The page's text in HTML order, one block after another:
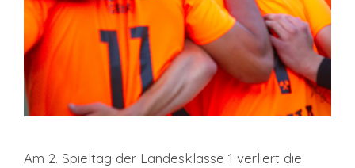
Am 2. Spieltag der Landesklasse 1 verliert die